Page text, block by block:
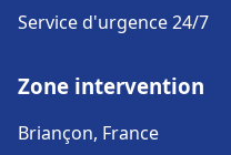
Service d'urgence 24/7
Zone intervention
Briançon, France